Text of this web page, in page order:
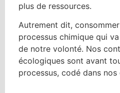
plus de ressources.
Autrement dit,
processus chimique qui
de notre volonté. Nos
écologiques sont avant
processus, codé dans nos